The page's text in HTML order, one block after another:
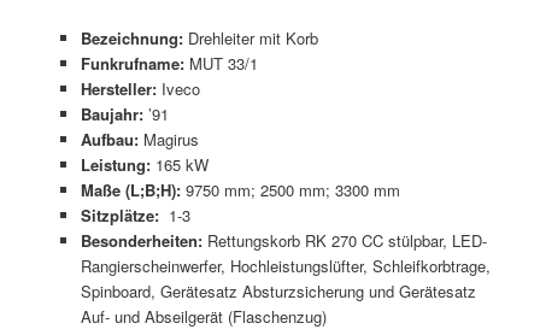
Bezeichnung:Drehleiter mit Korb
Funkrufname:MUT 33/1
Hersteller:Iveco
Baujahr:’91
Aufbau:Magirus
Leistung:165 kW
Maße (L;B;H):9750 mm; 2500 mm; 3300 mm
Sitzplätze:1-3
Besonderheiten:Rettungskorb RK 270 CC stülpbar, LED-
Rangierscheinwerfer, Hochleistungslüfter, Schleifkorbtrage,
Spinboard, Gerätesatz Absturzsicherung und Gerätesatz
Auf- und Abseilgerät (Flaschenzug)